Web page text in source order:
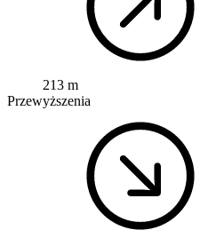
213 m
Przewyższenia